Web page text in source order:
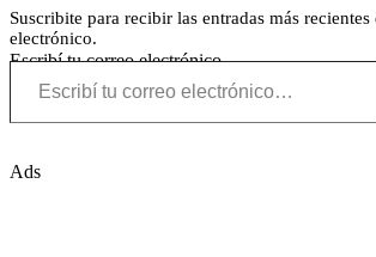
Suscribite para recibir las entradas más recientes
electrónico.
Escribí tu correo electrónico…
Ads